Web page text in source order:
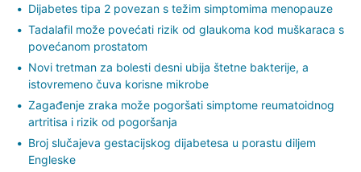
Dijabetes tipa 2 povezan s težim simptomima menopauze
Tadalafil može povećati rizik od glaukoma kod muškaraca s
povećanom prostatom
Novi tretman za bolesti desni ubija štetne bakterije, a
istovremeno čuva korisne mikrobe
Zagađenje zraka može pogoršati simptome reumatoidnog
artritisa i rizik od pogoršanja
Broj slučajeva gestacijskog dijabetesa u porastu diljem
Engleske